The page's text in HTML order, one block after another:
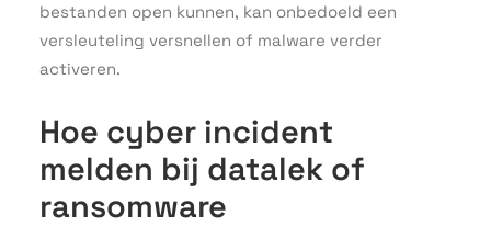
bestanden open kunnen, kan onbedoeld een
versleuteling versnellen of malware verder
activeren.
Hoe cyber incident
melden bij datalek of
ransomware